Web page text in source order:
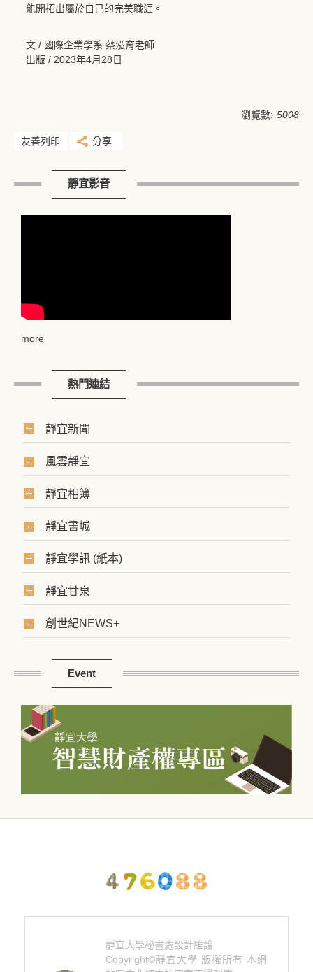
能開拓出屬於自己的完美職涯。
文 / 國際企業學系 蔡泓育老師
出版 / 2023年4月28日
瀏覽數: 5008
友善列印 分享
靜宜影音
more
熱門連結
靜宜新聞
風雲靜宜
靜宜相簿
靜宜書城
靜宜學訊 (紙本)
靜宜甘泉
創世紀NEWS+
Event
靜宜大學秘書處設計維護
Copyright©靜宜大學 版權所有 本網